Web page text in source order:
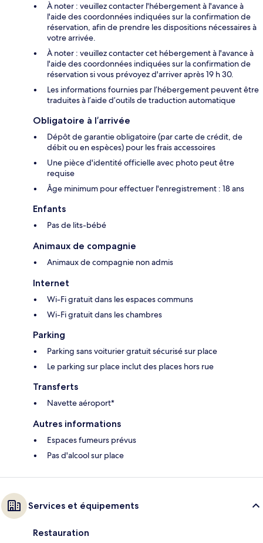
À noter : veuillez contacter l'hébergement à l'avance à
l'aide des coordonnées indiquées sur la confirmation de
réservation, afin de prendre les dispositions nécessaires à
votre arrivée.
À noter : veuillez contacter cet hébergement à l'avance à
l'aide des coordonnées indiquées sur la confirmation de
réservation si vous prévoyez d'arriver après 19 h 30.
Les informations fournies par l’hébergement peuvent être
traduites à l’aide d’outils de traduction automatique
Obligatoire à l’arrivée
Dépôt de garantie obligatoire (par carte de crédit, de
débit ou en espèces) pour les frais accessoires
Une pièce d'identité officielle avec photo peut être
requise
Âge minimum pour effectuer l'enregistrement : 18 ans
Enfants
Pas de lits-bébé
Animaux de compagnie
Animaux de compagnie non admis
Internet
Wi-Fi gratuit dans les espaces communs
Wi-Fi gratuit dans les chambres
Parking
Parking sans voiturier gratuit sécurisé sur place
Le parking sur place inclut des places hors rue
Transferts
Navette aéroport*
Autres informations
Espaces fumeurs prévus
Pas d'alcool sur place
Services et équipements
Restauration